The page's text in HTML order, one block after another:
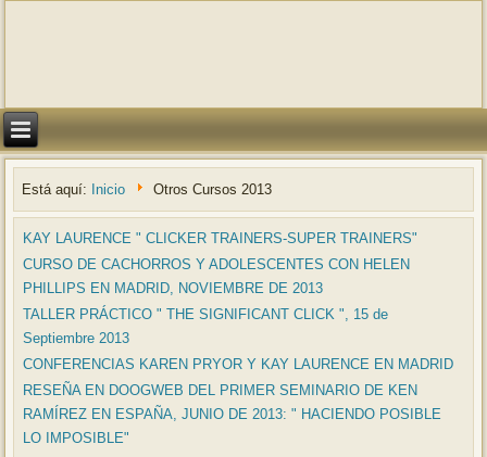
Está aquí: Inicio Otros Cursos 2013
KAY LAURENCE " CLICKER TRAINERS-SUPER TRAINERS"
CURSO DE CACHORROS Y ADOLESCENTES CON HELEN
PHILLIPS EN MADRID, NOVIEMBRE DE 2013
TALLER PRÁCTICO " THE SIGNIFICANT CLICK ", 15 de
Septiembre 2013
CONFERENCIAS KAREN PRYOR Y KAY LAURENCE EN MADRID
RESEÑA EN DOOGWEB DEL PRIMER SEMINARIO DE KEN
RAMÍREZ EN ESPAÑA, JUNIO DE 2013: " HACIENDO POSIBLE
LO IMPOSIBLE"